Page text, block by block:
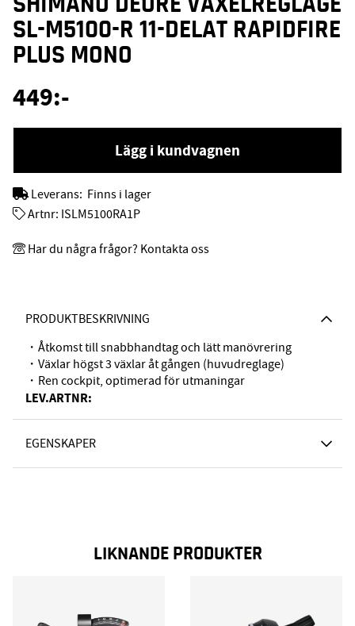
PRODUKTBESKRIVNING
・Åtkomst till snabbhandtag och lätt manövrering
・Växlar högst 3 växlar åt gången (huvudreglage)
・Ren cockpit, optimerad för utmaningar
LEV.ARTNR:
EGENSKAPER
SL-M5100-R 11-DELAT RAPIDFIRE
PLUS MONO
449:-
Lägg i kundvagnen
Leverans: Finns i lager
Artnr: ISLM5100RA1P
Har du några frågor? Kontakta oss
LIKNANDE PRODUKTER